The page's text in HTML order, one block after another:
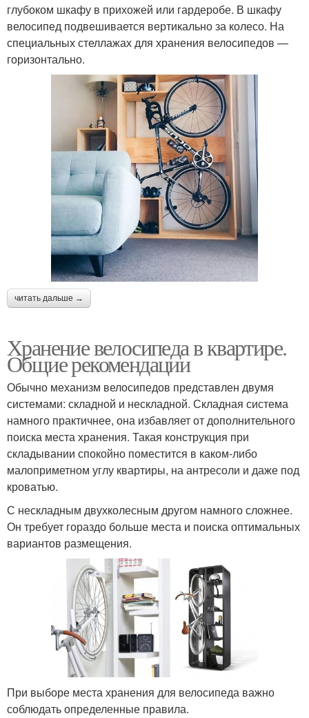
глубоком шкафу в прихожей или гардеробе. В шкафу
велосипед подвешивается вертикально за колесо. На
специальных стеллажах для хранения велосипедов —
горизонтально.
читать дальше →
Хранение велосипеда в квартире.
Общие рекомендации
Обычно механизм велосипедов представлен двумя
системами: складной и нескладной. Складная система
намного практичнее, она избавляет от дополнительного
поиска места хранения. Такая конструкция при
складывании спокойно поместится в каком-либо
малоприметном углу квартиры, на антресоли и даже под
кроватью.
С нескладным двухколесным другом намного сложнее.
Он требует гораздо больше места и поиска оптимальных
вариантов размещения.
При выборе места хранения для велосипеда важно
соблюдать определенные правила.